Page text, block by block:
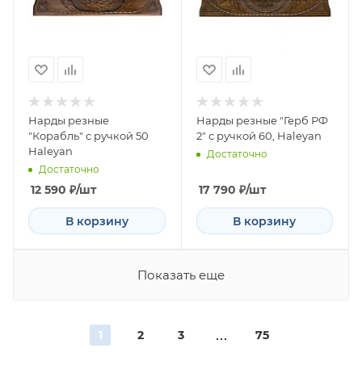
Нарды резные
"Корабль" с ручкой 50
Haleyan
Достаточно
12 590 ₽/шт
В корзину
Нарды резные "Герб РФ
2" с ручкой 60, Haleyan
Достаточно
17 790 ₽/шт
В корзину
Показать еще
1 2 3 75